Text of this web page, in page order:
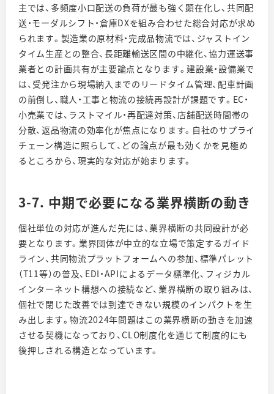
主では、多頻度小口配送の負荷が最も強く顕在化し、共同配
送・モーダルシフト・倉庫DXを組み合わせた総合対応が求め
られます。製造業の原材料・完成品物流では、ジャストイン
タイム生産との整合、長距離輸送区間の中継化、協力運送事
業者との計画共有が主要論点となります。建設業・設備業で
は、受発注から現場納入までのリードタイム管理、配車計画
の前倒し、職人・工事と物流の接続再設計が課題です。EC・
小売業では、ラストマイル・再配達対策、店舗配送時間帯の
分散、返品物流の効率化が焦点になります。自社のサプライ
チェーン構造に照らして、どの論点が最も効くかを見極め
るところから、現実的な対応が始まります。
3-7. 中期で必要になる業界横断の動き
個社単位の対応が進んだ先には、業界横断の共同設計が必
要となります。業界団体が中立的な立場で策定するガイド
ライン、共同物流プラットフォームへの参加、標準パレット
（T11等）の普及、EDI・APIによるデータ標準化、フィジカル
インターネット構想への接続など、業界横断の取り組みは、
個社で閉じた改善では到達できない規模のインパクトを生
み出します。物流2024年問題はこの業界横断の動きを加速
させる契機になっており、CLO制度化を通じて制度的にも
後押しされる構造となっています。